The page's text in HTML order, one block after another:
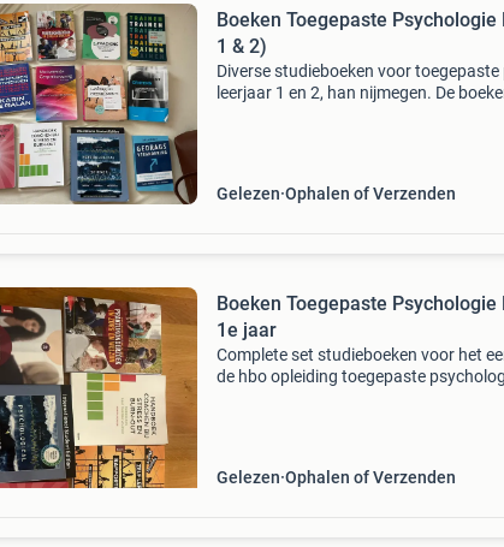
Boeken Toegepaste Psychologie
1 & 2)
Diverse studieboeken voor toegepaste
leerjaar 1 en 2, han nijmegen. De
Gelezen Ophalen of Verzenden
Boeken Toegepaste Psychologie
1e jaar
Complete set studieboeken voor het
de hbo opleiding toegepaste
Gelezen Ophalen of Verzenden